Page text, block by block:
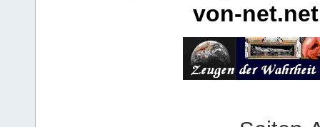
von-net.net